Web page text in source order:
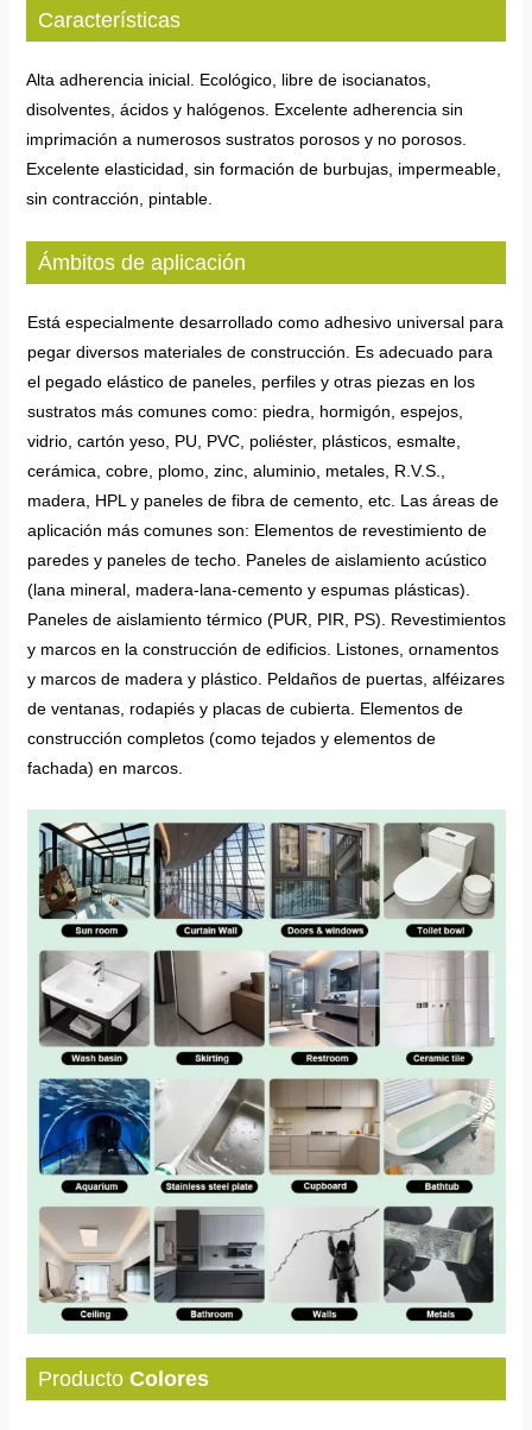
Características
Alta adherencia inicial. Ecológico, libre de isocianatos,
disolventes, ácidos y halógenos. Excelente adherencia sin
imprimación a numerosos sustratos porosos y no porosos.
Excelente elasticidad, sin formación de burbujas, impermeable,
sin contracción, pintable.
Ámbitos de aplicación
Está especialmente desarrollado como adhesivo universal para
pegar diversos materiales de construcción. Es adecuado para
el pegado elástico de paneles, perfiles y otras piezas en los
sustratos más comunes como: piedra, hormigón, espejos,
vidrio, cartón yeso, PU, PVC, poliéster, plásticos, esmalte,
cerámica, cobre, plomo, zinc, aluminio, metales, R.V.S.,
madera, HPL y paneles de fibra de cemento, etc. Las áreas de
aplicación más comunes son: Elementos de revestimiento de
paredes y paneles de techo. Paneles de aislamiento acústico
(lana mineral, madera-lana-cemento y espumas plásticas).
Paneles de aislamiento térmico (PUR, PIR, PS). Revestimientos
y marcos en la construcción de edificios. Listones, ornamentos
y marcos de madera y plástico. Peldaños de puertas, alféizares
de ventanas, rodapiés y placas de cubierta. Elementos de
construcción completos (como tejados y elementos de
fachada) en marcos.
Producto Colores